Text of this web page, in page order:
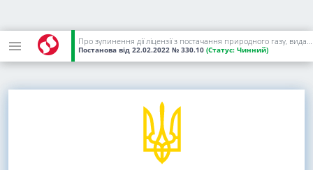
Про зупинення дії ліцензії з постачання природного газу, виданої ТОВ "ТЕРНОПІЛЬЕЛЕКТРОПОСТАЧ"
Постанова від 22.02.2022 № 330.10 (Статус: Чинний)